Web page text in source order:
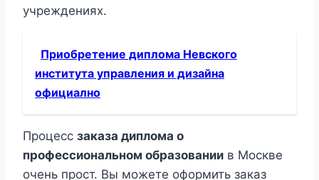
учреждениях.
Приобретение диплома Невского
института управления и дизайна
официално
Процесс заказа диплома о
профессиональном образовании в Москве
очень прост. Вы можете оформить заказ